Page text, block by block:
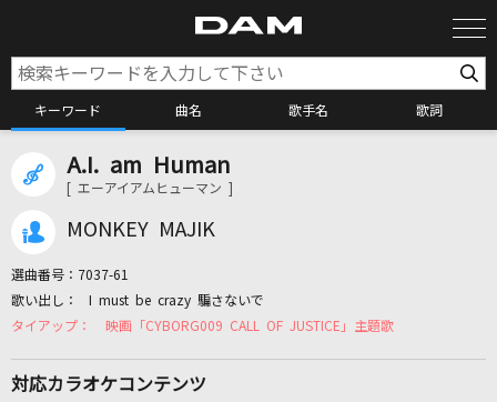
キーワード 曲名 歌手名 歌詞
カラオケ検索
カラオケリクエスト
A.I. am Human
[ エーアイアムヒューマン ]
MONKEY MAJIK
選曲番号： 7037-61
I must be crazy 騙さないで
映画「CYBORG009 CALL OF JUSTICE」主題歌
対応カラオケコンテンツ